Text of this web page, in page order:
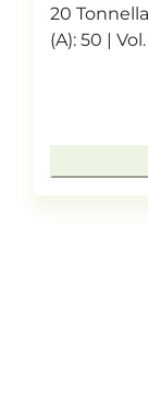
20
(A): 50 |